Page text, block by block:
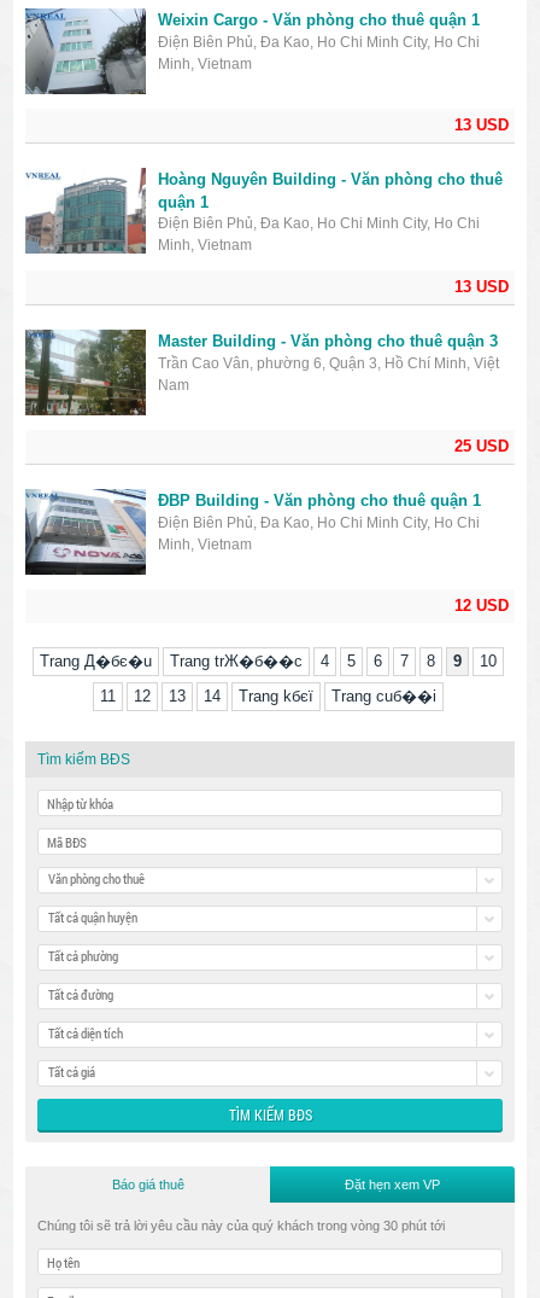
13 USD
Weixin Cargo - Văn phòng cho thuê quận 1
Điện Biên Phủ, Đa Kao, Ho Chi Minh City, Ho Chi
Minh, Vietnam
13 USD
Hoàng Nguyên Building - Văn phòng cho thuê
quận 1
Điện Biên Phủ, Đa Kao, Ho Chi Minh City, Ho Chi
Minh, Vietnam
25 USD
Master Building - Văn phòng cho thuê quận 3
Trần Cao Vân, phường 6, Quận 3, Hồ Chí Minh, Việt
Nam
12 USD
ĐBP Building - Văn phòng cho thuê quận 1
Điện Biên Phủ, Đa Kao, Ho Chi Minh City, Ho Chi
Minh, Vietnam
Trang Д�бє�u Trang trЖ�б��c 4 5 6 7 8 9
10
11
12 13 14 Trang kбєї Trang cuб��i
Tìm kiếm BĐS
Văn phòng cho thuê
Tất cả quận huyện
Tất cả phường
Tất cả đường
Tất cả diện tích
Tất cả giá
Báo giá thuê Đặt hẹn xem VP
Chúng tôi sẽ trả lời yêu cầu này của quý khách trong vòng 30 phút tới